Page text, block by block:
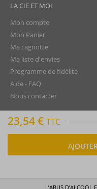
23,54 € TTC
LA CIE ET MOI
Mon compte
Mon Panier
Ma cagnotte
Ma liste d'envies
Programme de fidélité
Aide - FAQ
Nous contacter
L’ABUS D’ALCOOL